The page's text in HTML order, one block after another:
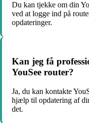
Du kan tjekke om din
ved at logge ind på
opdateringer.
Kan jeg få
YouSee router?
Ja, du kan kontakte
hjælp til opdatering af
det.